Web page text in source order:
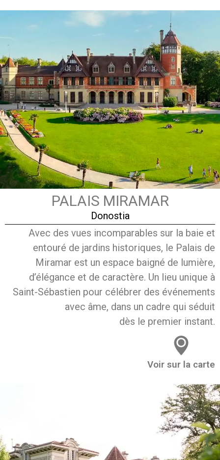
PALAIS MIRAMAR
Donostia
Avec des vues incomparables sur la baie et
entouré de jardins historiques, le Palais de
Miramar est un espace baigné de lumière,
d’élégance et de caractère. Un lieu unique à
Saint-Sébastien pour célébrer des événements
avec âme, dans un cadre qui séduit
dès le premier instant.
Voir sur la carte